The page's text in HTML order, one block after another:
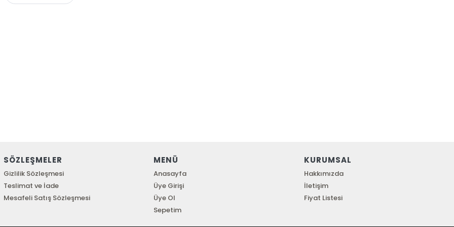
SÖZLEŞMELER
Gizlilik Sözleşmesi
Teslimat ve İade
Mesafeli Satış Sözleşmesi
MENÜ
Anasayfa
Üye Girişi
Üye Ol
Sepetim
KURUMSAL
Hakkımızda
İletişim
Fiyat Listesi